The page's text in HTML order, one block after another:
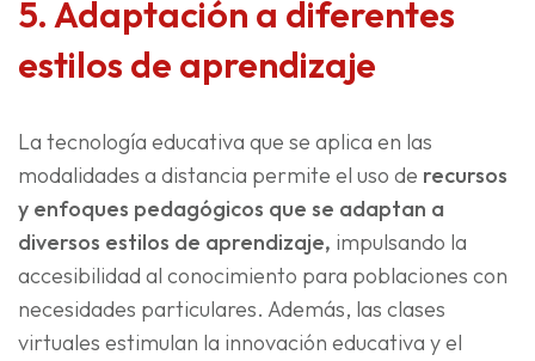
5. Adaptación a diferentes
estilos de aprendizaje
La tecnología educativa que se aplica en las
modalidades a distancia permite el uso de recursos
y enfoques pedagógicos que se adaptan a
diversos estilos de aprendizaje, impulsando la
accesibilidad al conocimiento para poblaciones con
necesidades particulares. Además, las clases
virtuales estimulan la innovación educativa y el